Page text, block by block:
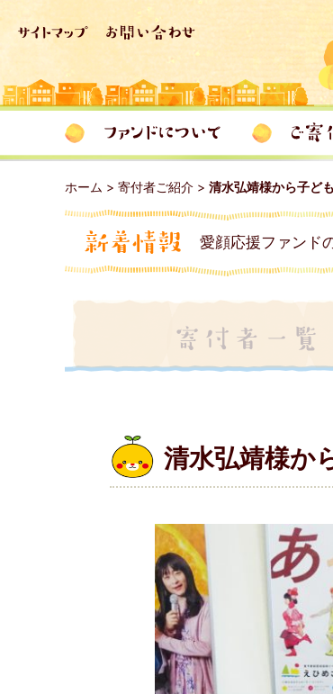
ホーム > 寄付者ご紹介 > 清水弘靖様から子ど
愛顔応援ファンド
清水弘靖様か